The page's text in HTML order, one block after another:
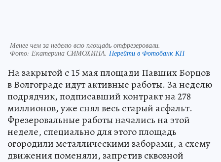
Менее чем за неделю всю площадь отфрезеровали.
Фото: Екатерина СИМОХИНА. Перейти в Фотобанк КП
На закрытой с 15 мая площади Павших Борцов
в Волгограде идут активные работы. За неделю
подрядчик, подписавший контракт на 278
миллионов, уже снял весь старый асфальт.
Фрезеровальные работы начались на этой
неделе, специально для этого площадь
огородили металлическими заборами, а схему
движения поменяли, запретив сквозной